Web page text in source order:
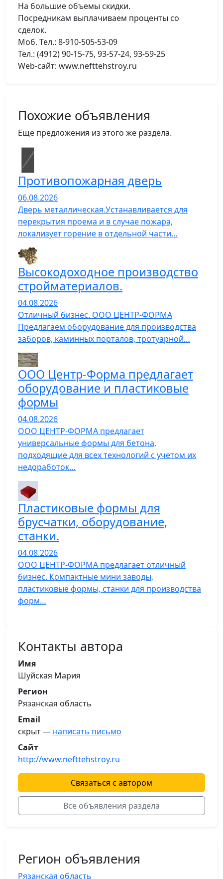
На большие объемы скидки.
Посредникам выплачиваем проценты со
сделок.
Моб. Тел.: 8-910-505-53-09
Тел.: (4912) 90-15-75, 93-57-24, 93-59-25
Web-сайт: www.nefttehstroy.ru
Похожие объявления
Еще предложения из этого же раздела.
Противопожарная дверь
06.08.2026
Дверь металлическая.Устанавливается для
перекрытия проема и в случае пожара,
локализует горение в отдельной части…
Высокодоходное производство
стройматериалов.
04.08.2026
Отличный бизнес. ООО ЦЕНТР-ФОРМА
Предлагаем оборудование для производства
заборов, каминных порталов, тротуарной…
ООО Центр-Форма предлагает
оборудование и пластиковые
формы
04.08.2026
ООО ЦЕНТР-ФОРМА предлагает
универсальные формы для бетона,
подходящие для всех технологий с учетом их
недоработок…
Пластиковые формы для
брусчатки, оборудование,
станки.
04.08.2026
ООО ЦЕНТР-ФОРМА предлагает отличный
бизнес. Компактные мини заводы,
пластиковые формы, станки для производства
форм…
Контакты автора
Имя
Шуйская Мария
Регион
Рязанская область
Email
скрыт — написать письмо
Сайт
http://www.nefttehstroy.ru
Связаться с автором
Все объявления раздела
Регион объявления
Рязанская область